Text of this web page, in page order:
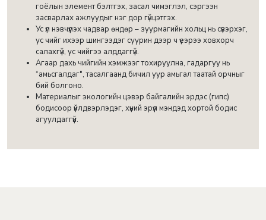
гоёлын элемент бэлтгэх, засал чимэглэл, сэргээн
засварлах ажлуудыг нэг дор гүйцэтгэх.
Ус үл нэвчүүлэх чадвар өндөр – зуурмагийн хольц нь сүвэрхэг,
ус чийг ихээр шингээдэг суурин дээр ч үеэрээ ховхорч
салахгүй, ус чийгээ алддаггүй.
Агаар дахь чийгийн хэмжээг тохируулна, гадаргуу нь
“амьсгалдаг", тасалгаанд бичил уур амьгал таатай орчныг
бий болгоно.
Материалыг экологийн цэвэр байгалийн эрдэс (гипс)
бодисоор үйлдвэрлэдэг, хүний эрүүл мэндэд хортой бодис
агуулдаггүй.